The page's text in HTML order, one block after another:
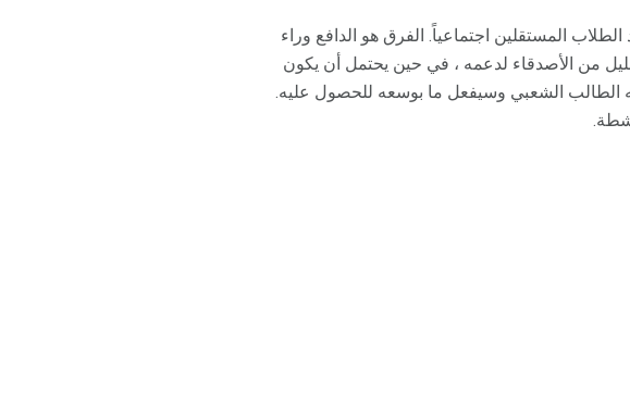
المستقلين اجتماعياً. الفرق هو الدافع وراء
من الأصدقاء لدعمه ، في حين يحتمل أن يكون
الطالب الشعبي وسيفعل ما بوسعه للحصول عليه.